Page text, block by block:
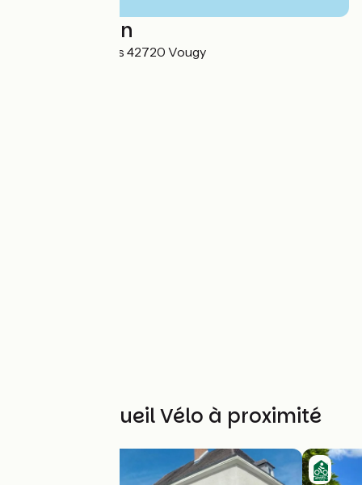
Localisation
226 rue des gardes 42720 Vougy
Autres Accueil Vélo à proximité